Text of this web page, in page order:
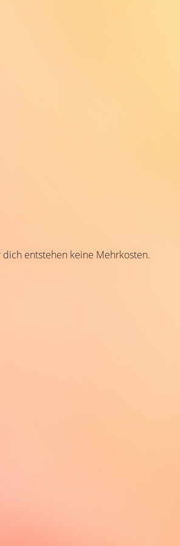
entstehen keine Mehrkosten.